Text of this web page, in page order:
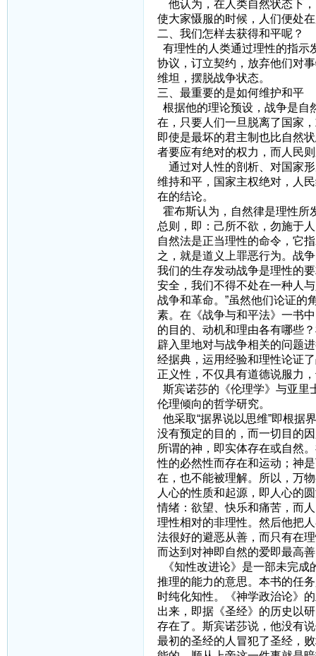
他认为，在人类自然状态下
使大家慑服的时候，人们便处
二、我们怎样去获得和平呢？
有理性的人类通过理性的指示
协议，订立契约，放弃他们对
维坦，摆脱战争状态。
三、最重要的是如何维护和平
根据他的理论预设，战争是自
在，只要人们一旦脱离了国家
即使是最坏的君主制也比自然
者要应有绝对的权力，而人民
通过对人性的剖析、对国家
维持和平，国家主权绝对，人
在的结论。
霍布斯认为，自然律是理性所
总则，即：己所不欲，勿施于
自然法是正当理性的命令，它
之，就是道义上罪恶行为。战
我们的生存发动战争是理性的
安全，我们不得不处在一种人
战争和革命。”虽然他们论证的
素。在《战争与和平法》一书
的目的、动机和理由各有哪些
辟入里地对与战争相关的问题
经据典，运用经验和理性论证
正义性，不仅具有道德说服力
斯宾诺莎的《伦理学》与亚里
伦理倾向的哲学研究。
他采取“据界说以思维”即根据
没有预定的目的，而一切目的
所谓的神，即实体存在或自然
性的必然性而存在和运动；神
在，也不能被理解。所以，万
人心的性质和起源，即人心的
情绪：欲望、快乐和痛苦，而
理性相对的非理性。然后他把
法很好的避恶从善，而只有在
而达到对神即自然的爱即最高
《知性改进论》是一部未完成
推理的能力的意思。本书的任
时纯化知性。《神学政治论》
出来，即据《圣经》的历史以
存在了。斯宾诺莎说，他没有
最初的圣经的人冒犯了圣经，